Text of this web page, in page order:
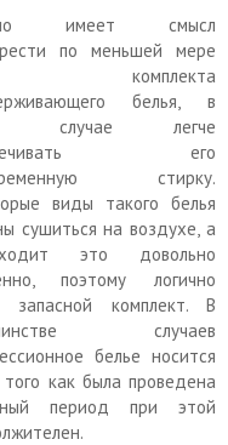
имеет смысл
по меньшей мере
комплекта
белья, в
случае легче
его
стирку.
виды такого белья
сушиться на воздухе, а
это довольно
поэтому логично
запасной комплект. В
случаев
белье носится
как была проведена
период при этой